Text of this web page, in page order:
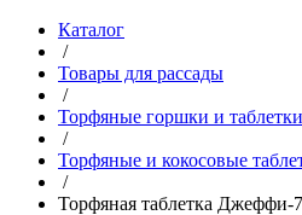
Каталог
/
Товары для рассады
/
Торфяные горшки и таблетки
/
Торфяные и кокосовые
/
Торфяная таблетка